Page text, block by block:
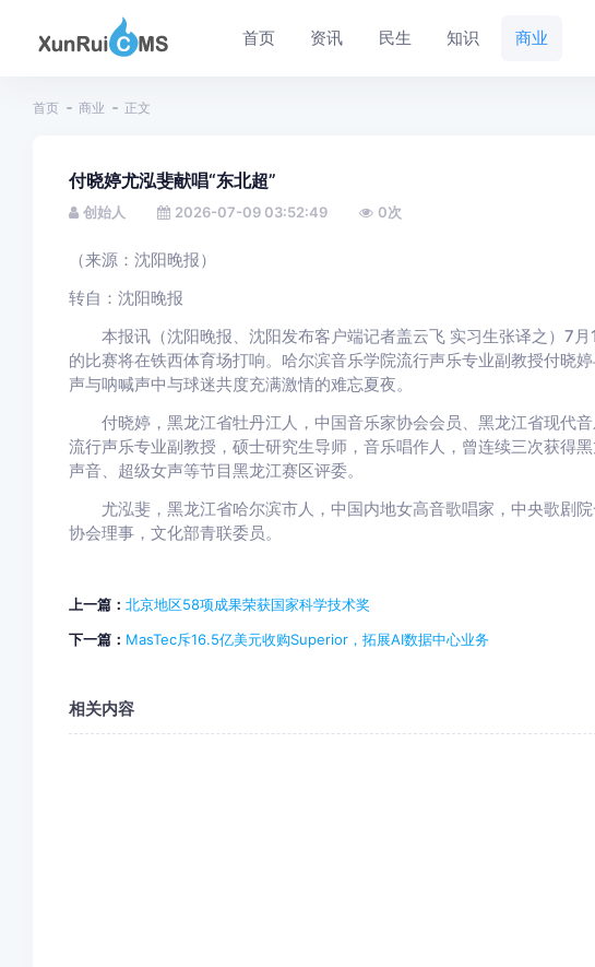
首页 资讯 民生 知识 商业
首页 商业 正文
付晓婷尤泓斐献唱“东北超”
创始人 2026-07-09 03:52:49 0次
（来源：沈阳晚报）
转自：沈阳晚报
本报讯（沈阳晚报、沈阳发布客户端记者盖云飞 实习生张译之）7月
的比赛将在铁西体育场打响。哈尔滨音乐学院流行声乐专业副教授付晓
声与呐喊声中与球迷共度充满激情的难忘夏夜。
付晓婷，黑龙江省牡丹江人，中国音乐家协会会员、黑龙江省现代音
流行声乐专业副教授，硕士研究生导师，音乐唱作人，曾连续三次获得
声音、超级女声等节目黑龙江赛区评委。
尤泓斐，黑龙江省哈尔滨市人，中国内地女高音歌唱家，中央歌剧院
协会理事，文化部青联委员。
上一篇： 北京地区58项成果荣获国家科学技术奖
下一篇： MasTec斥16.5亿美元收购Superior，拓展AI数据中心业务
相关内容